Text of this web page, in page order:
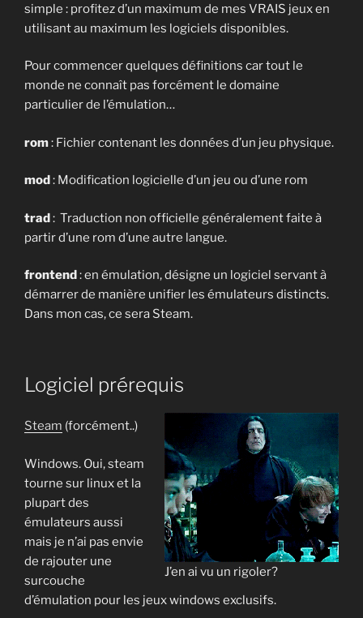
simple : profitez d’un maximum de mes VRAIS jeux en
utilisant au maximum les logiciels disponibles.
Pour commencer quelques définitions car tout le
monde ne connaît pas forcément le domaine
particulier de l’émulation…
rom: Fichier contenant les données d’un jeu physique.
mod: Modification logicielle d’un jeu ou d’une rom
trad: Traduction non officielle généralement faite à
partir d’une rom d’une autre langue.
frontend: en émulation, désigne un logiciel servant à
démarrer de manière unifier les émulateurs distincts.
Dans mon cas, ce sera Steam.
Logiciel prérequis
J’en ai vu un rigoler?
Steam (forcément..)
Windows. Oui, steam
tourne sur linux et la
plupart des
émulateurs aussi
mais je n’ai pas envie
de rajouter une
surcouche
d’émulation pour les jeux windows exclusifs.